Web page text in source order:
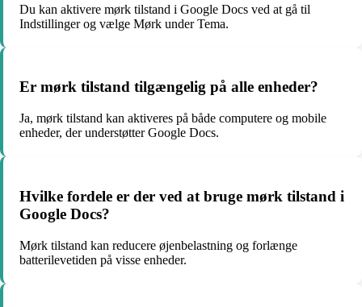
Du kan aktivere mørk tilstand i Google Docs ved at gå til
Indstillinger og vælge Mørk under Tema.
Er mørk tilstand tilgængelig på alle enheder?
Ja, mørk tilstand kan aktiveres på både computere og mobile
enheder, der understøtter Google Docs.
Hvilke fordele er der ved at bruge mørk tilstand i
Google Docs?
Mørk tilstand kan reducere øjenbelastning og forlænge
batterilevetiden på visse enheder.